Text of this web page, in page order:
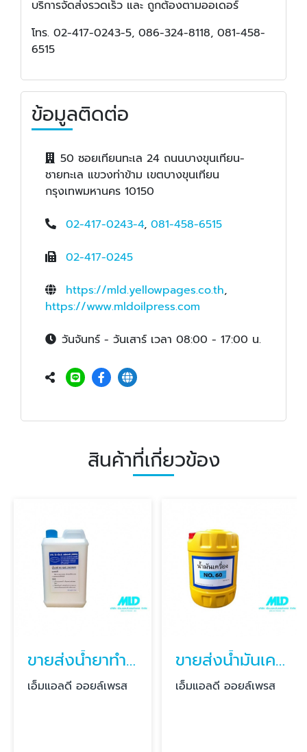
บริการจัดส่งรวดเร็ว และ ถูกต้องตามออเดอร์
โทร. 02-417-0243-5, 086-324-8118, 081-458-
6515
ข้อมูลติดต่อ
50 ซอยเทียนทะเล 24 ถนนบางขุนเทียน-
ชายทะเล แขวงท่าข้าม เขตบางขุนเทียน
กรุงเทพมหานคร 10150
02-417-0243-4, 081-458-6515
02-417-0245
https://mld.yellowpages.co.th,
https://www.mldoilpress.com
วันจันทร์ - วันเสาร์ เวลา 08:00 - 17:00 น.
สินค้าที่เกี่ยวข้อง
ขายส่งน้ำยาทำความสะอาดเพลท
เอ็มแอลดี ออยล์เพรส
ขายส่งน้ำมันเครื่องราคาโรงงาน
เอ็มแอลดี ออยล์เพรส